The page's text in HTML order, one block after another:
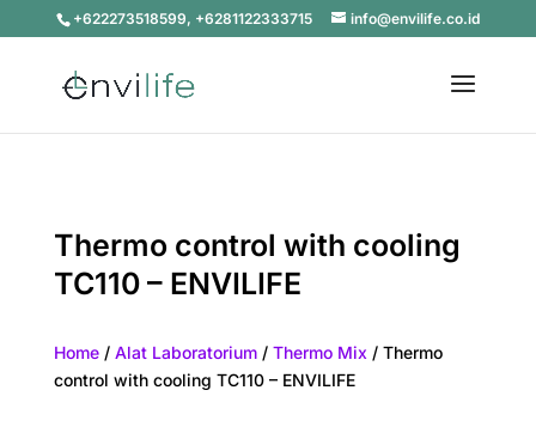
+622273518599, +6281122333715 info@envilife.co.id
Thermo control with cooling
TC110 – ENVILIFE
Home/ Alat Laboratorium/ Thermo Mix / Thermo
control with cooling TC110 – ENVILIFE